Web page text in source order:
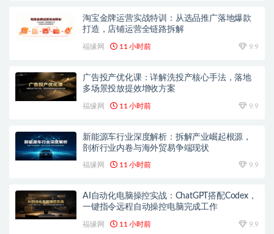
淘宝金牌运营实战特训：从选品推广落地爆款
打造，店铺运营全链路拆解
福缘网 11 小时前 9.9
广告投产优化课：详解洗投产核心手法，落地
多场景投放提效增收方案
福缘网 11 小时前 9.9
新能源车行业深度解析：拆解产业崛起根源，
剖析行业内卷与海外贸易争端现状
福缘网 11 小时前 9.9
AI自动化电脑操控实战：ChatGPT搭配Codex，
一键指令远程自动操控电脑完成工作
福缘网 11 小时前 9.9